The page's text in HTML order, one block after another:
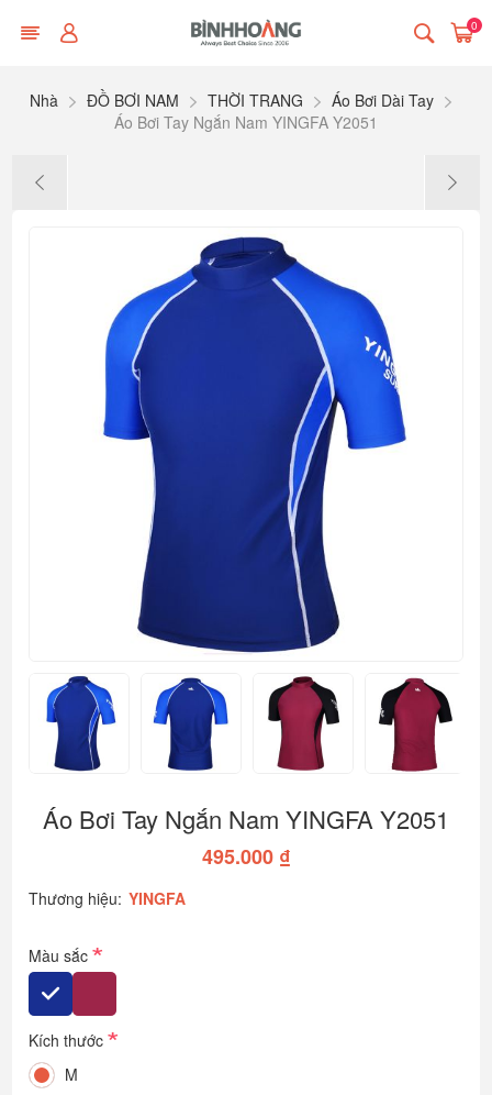
0
Nhà ĐỒ BƠI NAM THỜI TRANG
Áo Bơi Dài Tay
Áo Bơi Tay Ngắn Nam YINGFA Y2051
Áo Bơi Tay Ngắn Nam YINGFA Y2051
495.000 ₫
Thương hiệu: YINGFA
Màu sắc*
Kích thước*
M